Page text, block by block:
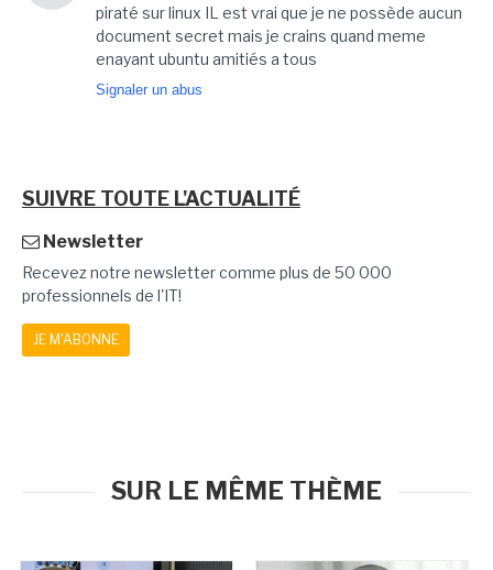
piraté sur linux IL est vrai que je ne possède aucun
document secret mais je crains quand meme
enayant ubuntu amitiés a tous
Signaler un abus
SUIVRE TOUTE L'ACTUALITÉ
Newsletter
Recevez notre newsletter comme plus de 50 000
professionnels de l'IT!
JE M'ABONNE
SUR LE MÊME THÈME